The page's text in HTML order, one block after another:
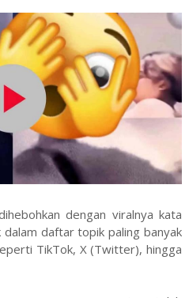
dengan viralnya kata
dalam daftar topik paling banyak
TikTok, X (Twitter), hingga